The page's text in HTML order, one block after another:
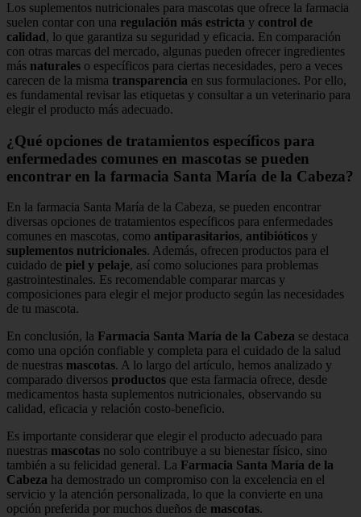
Los suplementos nutricionales para mascotas que ofrece la farmacia
suelen contar con una regulación más estricta y control de
calidad, lo que garantiza su seguridad y eficacia. En comparación
con otras marcas del mercado, algunas pueden ofrecer ingredientes
más naturales o específicos para ciertas necesidades, pero a veces
carecen de la misma transparencia en sus formulaciones. Por ello,
es fundamental revisar las etiquetas y consultar a un veterinario para
elegir el producto más adecuado.
¿Qué opciones de tratamientos específicos para
enfermedades comunes en mascotas se pueden
encontrar en la farmacia Santa María de la Cabeza?
En la farmacia Santa María de la Cabeza, se pueden encontrar
diversas opciones de tratamientos específicos para enfermedades
comunes en mascotas, como antiparasitarios, antibióticos y
suplementos nutricionales. Además, ofrecen productos para el
cuidado de piel y pelaje, así como soluciones para problemas
gastrointestinales. Es recomendable comparar marcas y
composiciones para elegir el mejor producto según las necesidades
de tu mascota.
En conclusión, la Farmacia Santa María de la Cabeza se destaca
como una opción confiable y completa para el cuidado de la salud
de nuestras mascotas. A lo largo del artículo, hemos analizado y
comparado diversos productos que esta farmacia ofrece, desde
medicamentos hasta suplementos nutricionales, observando su
calidad, eficacia y relación costo-beneficio.
Es importante considerar que elegir el producto adecuado para
nuestras mascotas no solo contribuye a su bienestar físico, sino
también a su felicidad general. La Farmacia Santa María de la
Cabeza ha demostrado un compromiso con la excelencia en el
servicio y la atención personalizada, lo que la convierte en una
opción preferida por muchos dueños de mascotas.